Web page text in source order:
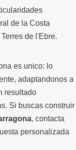
de la Costa
de l'Ebre.
es unico: lo
adaptandonos a
resultado
Si buscas construir
, contacta
personalizada